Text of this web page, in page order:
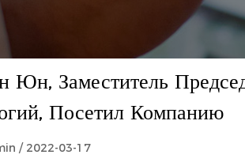
Юн, Заместитель
Посетил Компанию
/ 2022-03-17